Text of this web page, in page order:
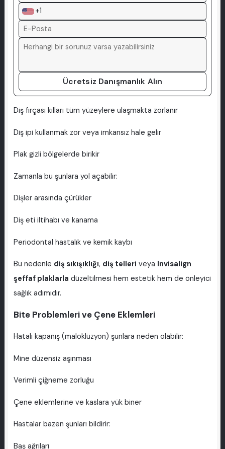
+1
Ücretsiz Danışmanlık Alın
Diş fırçası kılları tüm yüzeylere ulaşmakta zorlanır
Diş ipi kullanmak zor veya imkansız hale gelir
Plak gizli bölgelerde birikir
Zamanla bu şunlara yol açabilir:
Dişler arasında çürükler
Diş eti iltihabı ve kanama
Periodontal hastalık ve kemik kaybı
Bu nedenle diş sıkışıklığı, diş telleri veya Invisalign
şeffaf plaklarla düzeltilmesi hem estetik hem de önleyici
sağlık adımıdır.
Bite Problemleri ve Çene Eklemleri
Hatalı kapanış (maloklüzyon) şunlara neden olabilir:
Mine düzensiz aşınması
Verimli çiğneme zorluğu
Çene eklemlerine ve kaslara yük biner
Hastalar bazen şunları bildirir:
Baş ağrıları